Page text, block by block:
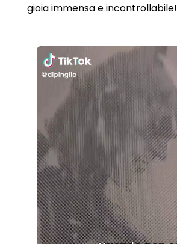
gioia immensa e incontrollabile!